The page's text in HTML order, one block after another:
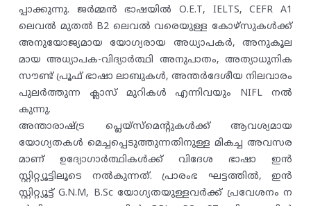
പ്പാക്കുന്നു. ജർമ്മൻ ഭാഷയിൽ O.E.T, IELTS, CEFR A1
ലെവൽ മുതൽ B2 ലെവൽ വരെയുള്ള കോഴ്‌സുകൾക്ക്
അനുയോജ്യമായ യോഗ്യരായ അധ്യാപകർ, അനുകൂല
മായ അധ്യാപക-വിദ്യാർത്ഥി അനുപാതം, അത്യാധുനിക
സൗണ്ട് പ്രൂഫ് ഭാഷാ ലാബുകൾ, അന്തർദേശീയ നിലവാരം
പുലർത്തുന്ന ക്ലാസ് മുറികൾ എന്നിവയും NIFL നൽ
കുന്നു.
അന്താരാഷ്‌ട്ര പ്ലെയ്‌സ്‌മെൻ്റുകൾക്ക് ആവശ്യമായ
യോഗ്യതകൾ മെച്ചപ്പെടുത്തുന്നതിനുള്ള മികച്ച അവസര
മാണ് ഉദ്യോഗാർത്ഥികൾക്ക്‌ വിദേശ ഭാഷാ ഇൻ
സ്റ്റിറ്റ്യൂട്ടിലൂടെ നൽകുന്നത്. പ്രാരംഭ ഘട്ടത്തിൽ, ഇൻ
സ്റ്റിറ്റ്യൂട്ട് G.N.M, B.Sc യോഗ്യതയുള്ളവർക്ക്‌ പ്രവേശനം ന